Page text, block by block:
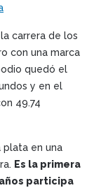
carrera de los
con una marca
quedó el
y en el
49.74
en una
Es la primera
participa